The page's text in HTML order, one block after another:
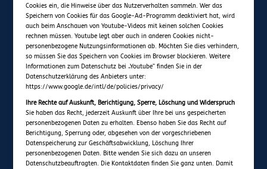
Cookies ein, die Hinweise über das Nutzerverhalten sammeln. Wer das
Speichern von Cookies für das Google-Ad-Programm deaktiviert hat, wird
auch beim Anschauen von Youtube-Videos mit keinen solchen Cookies
rechnen müssen. Youtube legt aber auch in anderen Cookies nicht-
personenbezogene Nutzungsinformationen ab. Möchten Sie dies verhindern,
so müssen Sie das Speichern von Cookies im Browser blockieren. Weitere
Informationen zum Datenschutz bei „Youtube“ finden Sie in der
Datenschutzerklärung des Anbieters unter:
https://www.google.de/intl/de/policies/privacy/
Ihre Rechte auf Auskunft, Berichtigung, Sperre, Löschung und Widerspruch
Sie haben das Recht, jederzeit Auskunft über Ihre bei uns gespeicherten
personenbezogenen Daten zu erhalten. Ebenso haben Sie das Recht auf
Berichtigung, Sperrung oder, abgesehen von der vorgeschriebenen
Datenspeicherung zur Geschäftsabwicklung, Löschung Ihrer
personenbezogenen Daten. Bitte wenden Sie sich dazu an unseren
Datenschutzbeauftragten. Die Kontaktdaten finden Sie ganz unten. Damit